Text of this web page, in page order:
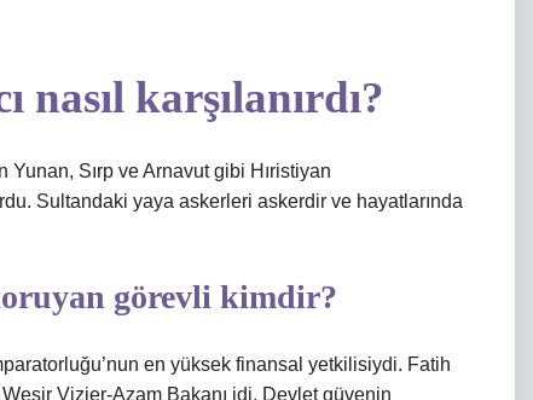
nasıl karşılanırdı?
Yunan, Sırp ve Arnavut gibi Hıristiyan
Sultandaki yaya askerleri askerdir ve hayatlarında
görevli kimdir?
en yüksek finansal yetkilisiydi. Fatih
Vizier-Azam Bakanı idi. Devlet güvenin